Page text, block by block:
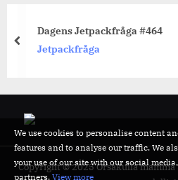
Dagens Jetpackfråga #464
Jetpackfråga
prev
Copyright © 2025 Orsakulla
We use cookies to personalise content
features and to analyse our traffic. We
your use of our site with our social
partners. View more